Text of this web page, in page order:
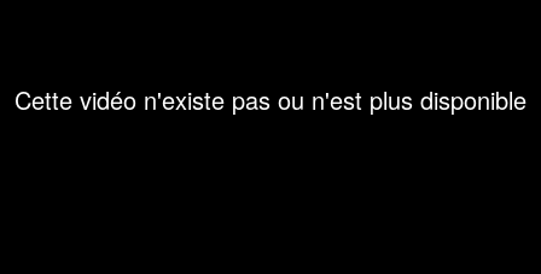
Cette vidéo n'existe pas ou n'est plus disponible